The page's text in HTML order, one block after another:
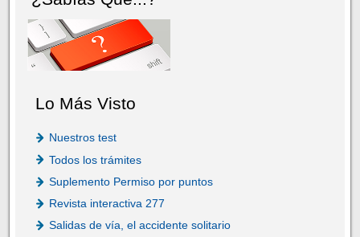
Lo Más Visto
Nuestros test
Todos los trámites
Suplemento Permiso por puntos
Revista interactiva 277
Salidas de vía, el accidente solitario